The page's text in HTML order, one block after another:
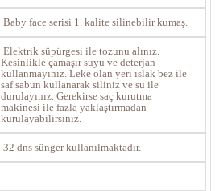
Baby face serisi 1. kalite silinebilir kumaş.
Elektrik süpürgesi ile tozunu alınız.
Kesinlikle çamaşır suyu ve deterjan
kullanmayınız. Leke olan yeri ıslak bez ile
saf sabun kullanarak siliniz ve su ile
durulayınız. Gerekirse saç kurutma
makinesi ile fazla yaklaştırmadan
kurulayabilirsiniz.
32 dns sünger kullanılmaktadır.